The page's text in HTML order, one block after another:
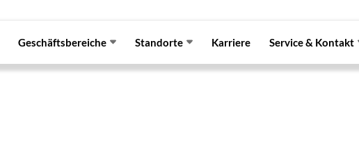
Geschäftsbereiche Standorte Karriere Service & Kontakt